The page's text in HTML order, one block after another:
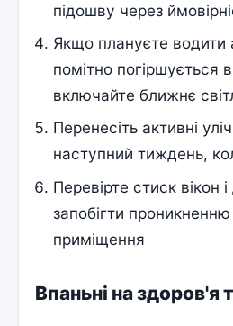
підошву через
Якщо плануєте водити
помітно погіршується
включайте ближнє
Перенесіть активні
наступний тиждень,
Перевірте стиск вікон
запобігти
приміщення
Впаньні на здоров'я